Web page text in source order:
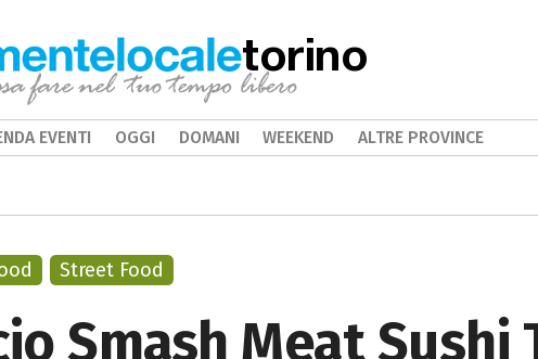
Smash Meat
Street Food
torino
EVENTI OGGI DOMANI WEEKEND ALTRE PROVINCE